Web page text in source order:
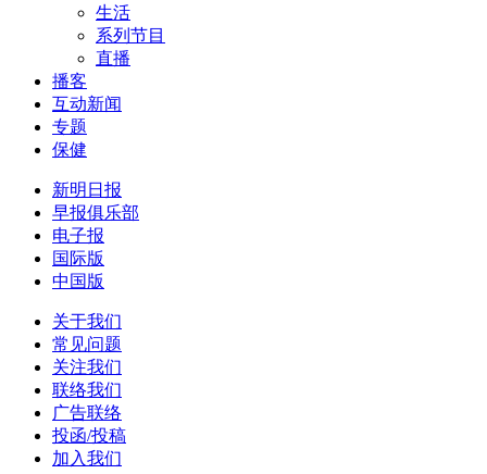
生活
系列节目
直播
播客
互动新闻
专题
保健
新明日报
早报俱乐部
电子报
国际版
中国版
关于我们
常见问题
关注我们
联络我们
广告联络
投函/投稿
加入我们